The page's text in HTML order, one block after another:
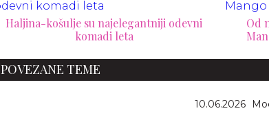
Haljina-košulje su najelegantniji odevni
komadi leta
Od
POVEZANE TEME
10.06.2026